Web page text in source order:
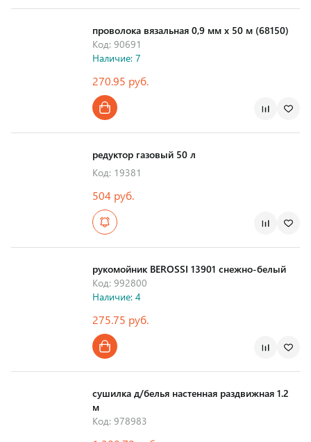
проволока вязальная 0,9 мм х 50 м (68150)
Код: 90691
Наличие: 7
270.95 руб.
редуктор газовый 50 л
Код: 19381
504 руб.
рукомойник BEROSSI 13901 снежно-белый
Код: 992800
Наличие: 4
275.75 руб.
сушилка д/белья настенная раздвижная 1.2
м
Код: 978983